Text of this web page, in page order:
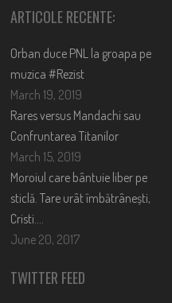
ARTICOLE RECENTE:
Orban duce PNL la groapa pe
muzica #Rezist
March 19, 2019
Rares versus Mandachi sau
Confruntarea Titanilor
March 15, 2019
Moroiul care bântuie liber pe
sticlă. Tare urât îmbătrânești,
Cristi….
June 20, 2017
TWITTER FEED